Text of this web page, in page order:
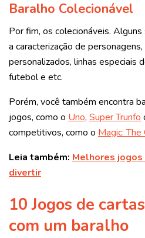
Baralho Colecionável
Por fim, os colecionáveis.
a caracterização de
personalizados, linhas especiais
futebol e etc.
Porém, você também encontra
jogos, como o Uno, Super Trunfo
competitivos, como o Magic: The
Leia também: Melhores
divertir
10 Jogos de
com um baralho